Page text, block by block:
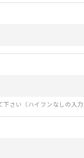
さい（ハイフンなしの入力